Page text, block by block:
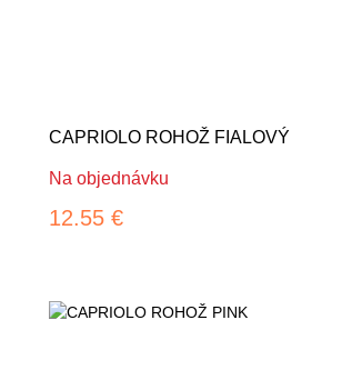
CAPRIOLO ROHOŽ FIALOVÝ
Na objednávku
12.55 €